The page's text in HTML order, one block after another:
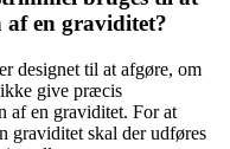
af en graviditet?
designet til at afgøre, om
give præcis
af en graviditet. For at
graviditet skal der udføres